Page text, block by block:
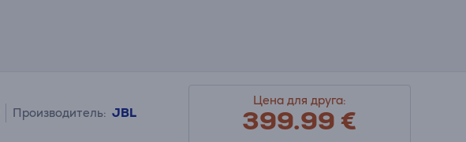
Производитель: JBL
Цена для друга:
399.99€